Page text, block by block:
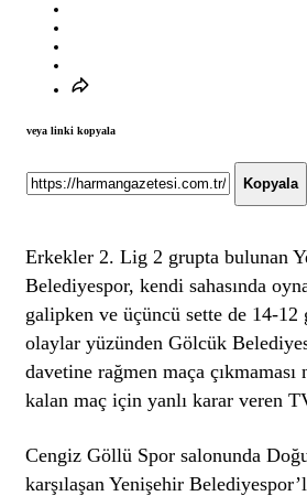
veya linki kopyala
Kopyala
Erkekler 2. Lig 2 grupta bulunan
Belediyespor, kendi sahasında
galipken ve üçüncü sette de 14-12
olaylar yüzünden Gölcük
davetine rağmen maça çıkmaması
kalan maç için yanlı karar veren
Cengiz Göllü Spor salonunda
karşılaşan Yenişehir